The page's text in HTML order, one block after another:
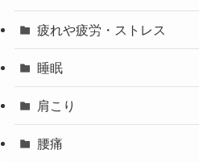
疲れや疲労・ストレス
睡眠
肩こり
腰痛